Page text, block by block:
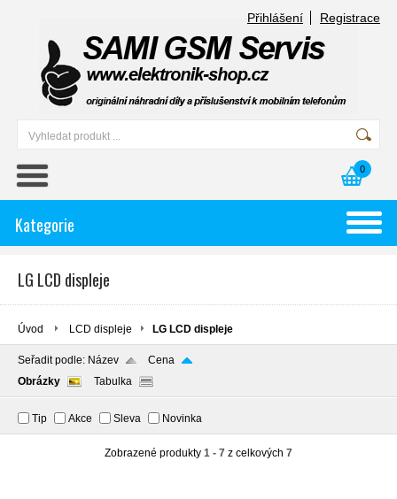
Přihlášení Registrace
0
Kategorie
LG LCD displeje
Úvod LCD displeje LG LCD displeje
Seřadit podle: Název
Cena
Obrázky
Tabulka
Tip Akce Sleva Novinka
Zobrazené produkty 1 - 7 z celkových 7